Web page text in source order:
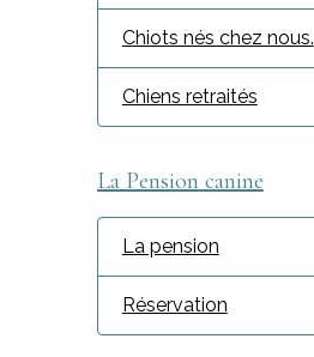
Chiots nés chez nous.
Chiens retraités
La Pension canine
La pension
Réservation